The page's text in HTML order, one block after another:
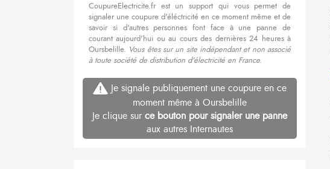
CoupureElectricite.fr est un support qui vous permet de
signaler une coupure d'éléctricité en ce moment même et de
savoir si d'autres personnes font face à une panne de
courant aujourd'hui ou au cours des dernières 24 heures à
Oursbelille. Vous êtes sur un site indépendant et non associé
à toute société de distribution d'électricité en France.
Je signale publiquement une coupure en ce
moment même à Oursbelille
Je clique sur ce bouton pour signaler une panne
aux autres Internautes